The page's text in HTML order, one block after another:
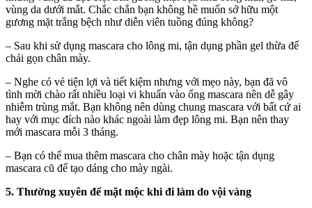
vùng da dưới mắt. Chắc chắn bạn không hề muốn sở hữu một
gương mặt trắng bệch như diễn viên tuồng đúng không?
– Sau khi sử dụng mascara cho lông mi, tận dụng phần gel thừa để
chải gọn chân mày.
– Nghe có vẻ tiện lợi và tiết kiệm nhưng với mẹo này, bạn đã vô
tình mời chào rất nhiều loại vi khuẩn vào ống mascara nên dễ gây
nhiễm trùng mắt. Bạn không nên dùng chung mascara với bất cứ ai
hay với mục đích nào khác ngoài làm đẹp lông mi. Bạn nên thay
mới mascara mỗi 3 tháng.
– Bạn có thể mua thêm mascara cho chân mày hoặc tận dụng
mascara cũ để tạo dáng cho mày ngài.
5. Thường xuyên để mặt mộc khi đi làm do vội vàng